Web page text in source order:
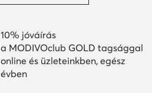
10% jóváírás
a MODIVOclub GOLD tagsággal
online és üzleteinkben, egész
évben